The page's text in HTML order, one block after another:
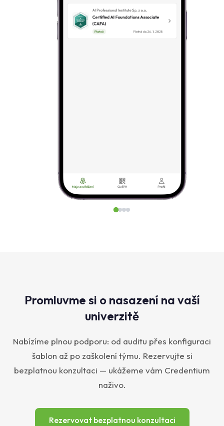
Promluvme si o nasazení na vaší
univerzitě
Nabízíme plnou podporu: od auditu přes konfiguraci
šablon až po zaškolení týmu. Rezervujte si
bezplatnou konzultaci — ukážeme vám Credentium
naživo.
Rezervovat bezplatnou konzultaci